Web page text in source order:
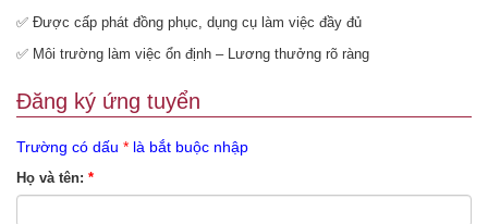
✅ Được cấp phát đồng phục, dụng cụ làm việc đầy đủ
✅ Môi trường làm việc ổn định – Lương thưởng rõ ràng
Đăng ký ứng tuyển
Trường có dấu * là bắt buộc nhập
Họ và tên: *